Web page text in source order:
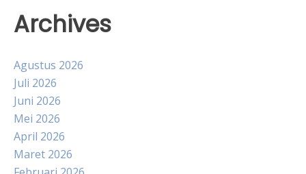
Archives
Agustus 2026
Juli 2026
Juni 2026
Mei 2026
April 2026
Maret 2026